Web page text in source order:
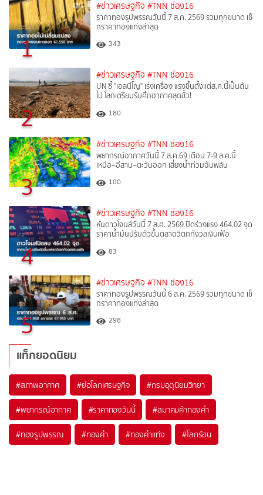
1
#ข่าวเศรษฐกิจ #TNN ช่อง16
ราคาทองรูปพรรณวันนี้ 7 ส.ค. 2569 รวมทุกขนาด เช็
กราคาทองแท่งล่าสุด
343
2
#ข่าวเศรษฐกิจ #TNN ช่อง16
UN ชี้ "เอลนีโญ" เร่งเครื่อง แรงขึ้นตั้งแต่ส.ค.นี้เป็นต้น
ไป โลกเตรียมรับศึกอากาศสุดขั้ว!
180
3
#ข่าวเศรษฐกิจ #TNN ช่อง16
พยากรณ์อากาศวันนี้ 7 ส.ค.69 เตือน 7-9 ส.ค.นี้
เหนือ–อีสาน–ตะวันออก เสี่ยงน้ำท่วมฉับพลัน
100
4
#ข่าวเศรษฐกิจ #TNN ช่อง16
หุ้นดาวโจนส์วันนี้ 7 ส.ค. 2569 ปิดร่วงแรง 464.02 จุด
ราคาน้ำมันปรับตัวขึ้นตลาดวิตกกังวลเงินเฟ้อ
83
5
#ข่าวเศรษฐกิจ #TNN ช่อง16
ราคาทองรูปพรรณวันนี้ 6 ส.ค. 2569 รวมทุกขนาด เช็
กราคาทองแท่งล่าสุด
298
แท็กยอดนิยม
#สภาพอากาศ #ย่อโลกเศรษฐกิจ #กรมอุตุนิยมวิทยา
#พยากรณ์อากาศ #ราคาทองวันนี้ #สมาคมค้าทองคำ
#ทองรูปพรรณ #ทองคำ #ทองคำแท่ง #โลกร้อน